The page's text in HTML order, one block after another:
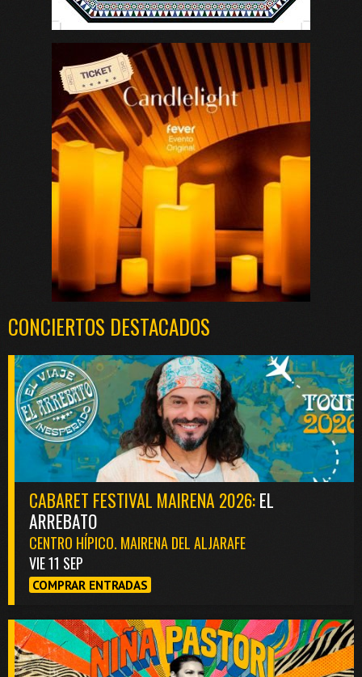
CONCIERTOS DESTACADOS
CABARET FESTIVAL MAIRENA 2026:EL
ARREBATO
CENTRO HÍPICO. MAIRENA DEL ALJARAFE
VIE 11 SEP
COMPRAR ENTRADAS